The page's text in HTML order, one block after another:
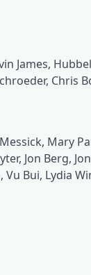
James,
Chris
Mary
Jon Berg,
Bui, Lydia